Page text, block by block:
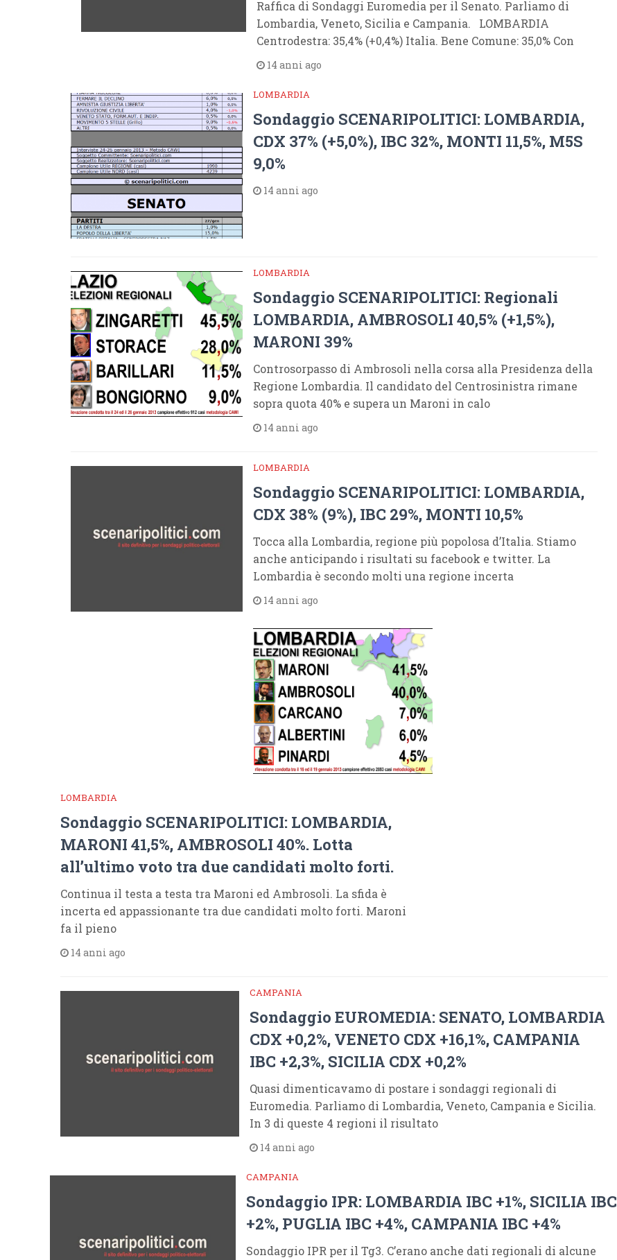
Raffica di Sondaggi Euromedia per il Senato. Parliamo di
Lombardia, Veneto, Sicilia e Campania. LOMBARDIA
Centrodestra: 35,4% (+0,4%) Italia. Bene Comune: 35,0% Con
14 anni ago
LOMBARDIA
Sondaggio SCENARIPOLITICI: LOMBARDIA,
CDX 37% (+5,0%), IBC 32%, MONTI 11,5%, M5S
9,0%
14 anni ago
LOMBARDIA
Sondaggio SCENARIPOLITICI: Regionali
LOMBARDIA, AMBROSOLI 40,5% (+1,5%),
MARONI 39%
Controsorpasso di Ambrosoli nella corsa alla Presidenza della
Regione Lombardia. Il candidato del Centrosinistra rimane
sopra quota 40% e supera un Maroni in calo
14 anni ago
LOMBARDIA
Sondaggio SCENARIPOLITICI: LOMBARDIA,
CDX 38% (9%), IBC 29%, MONTI 10,5%
Tocca alla Lombardia, regione più popolosa d’Italia. Stiamo
anche anticipando i risultati su facebook e twitter. La
Lombardia è secondo molti una regione incerta
14 anni ago
LOMBARDIA
Sondaggio SCENARIPOLITICI: LOMBARDIA,
MARONI 41,5%, AMBROSOLI 40%. Lotta
all’ultimo voto tra due candidati molto forti.
Continua il testa a testa tra Maroni ed Ambrosoli. La sfida è
incerta ed appassionante tra due candidati molto forti. Maroni
fa il pieno
14 anni ago
CAMPANIA
Sondaggio EUROMEDIA: SENATO, LOMBARDIA
CDX +0,2%, VENETO CDX +16,1%, CAMPANIA
IBC +2,3%, SICILIA CDX +0,2%
Quasi dimenticavamo di postare i sondaggi regionali di
Euromedia. Parliamo di Lombardia, Veneto, Campania e Sicilia.
In 3 di queste 4 regioni il risultato
14 anni ago
CAMPANIA
Sondaggio IPR: LOMBARDIA IBC +1%, SICILIA IBC
+2%, PUGLIA IBC +4%, CAMPANIA IBC +4%
Sondaggio IPR per il Tg3. C’erano anche dati regionali di alcune